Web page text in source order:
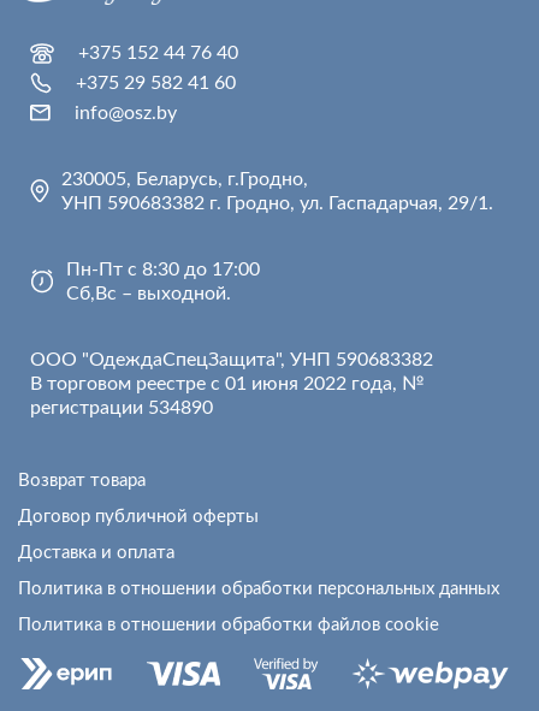
+375 152 44 76 40
+375 29 582 41 60
info@osz.by
230005, Беларусь, г.Гродно,
УНП 590683382 г. Гродно, ул. Гаспадарчая, 29/1.
Пн-Пт с 8:30 до 17:00
Сб,Вс – выходной.
ООО "ОдеждаСпецЗащита", УНП 590683382
В торговом реестре с 01 июня 2022 года, №
регистрации 534890
Возврат товара
Договор публичной оферты
Доставка и оплата
Политика в отношении обработки персональных данных
Политика в отношении обработки файлов cookie